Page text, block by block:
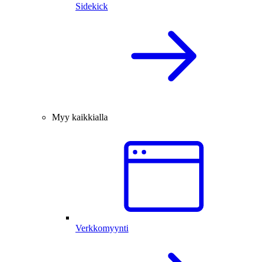
Sidekick
Myy kaikkialla
Verkkomyynti